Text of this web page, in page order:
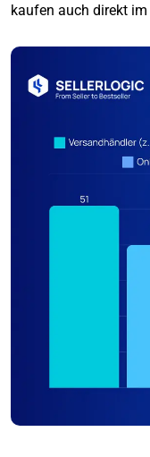
kaufen auch direkt im